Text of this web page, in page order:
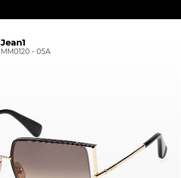
Jean1
MM0120 - 05A